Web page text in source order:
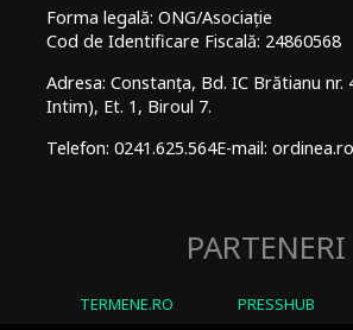
Forma legală: ONG/Asociație
Cod de Identificare Fiscală: 24860568
Adresa: Constanța, Bd. IC Brătianu nr.
Intim), Et. 1, Biroul 7.
Telefon: 0241.625.564E-mail:
PARTENERI
TERMENE.RO PRESSHUB